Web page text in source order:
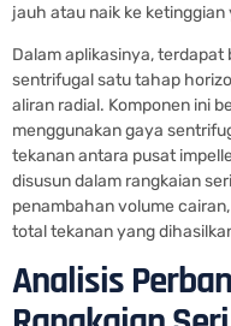
jauh atau naik ke
Dalam aplikasinya,
sentrifugal satu tahap
aliran radial. Komponen ini
menggunakan gaya
tekanan antara pusat
disusun dalam rangkaian
penambahan volume
total tekanan yang
Analisis